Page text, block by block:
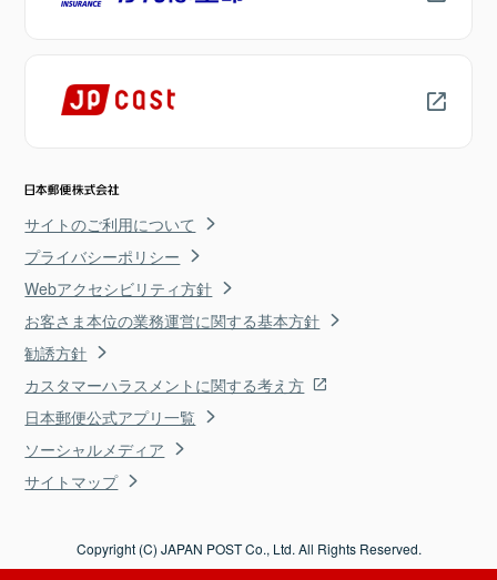
サイトのご利用について
プライバシーポリシー
Webアクセシビリティ方針
お客さま本位の業務運営に関する基本方針
勧誘方針
カスタマーハラスメントに関する考え方
日本郵便公式アプリ一覧
ソーシャルメディア
サイトマップ
Copyright (C) JAPAN POST Co., Ltd. All Rights Reserved.